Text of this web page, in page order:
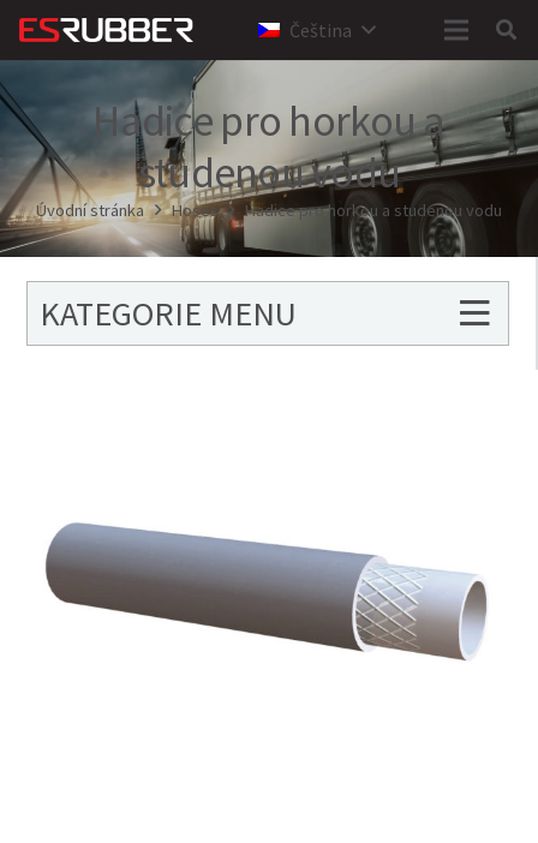
Čeština
Hadice pro horkou a
studenou vodu
Úvodní stránka Hoses Hadice pro horkou a studenou vodu
KATEGORIE MENU